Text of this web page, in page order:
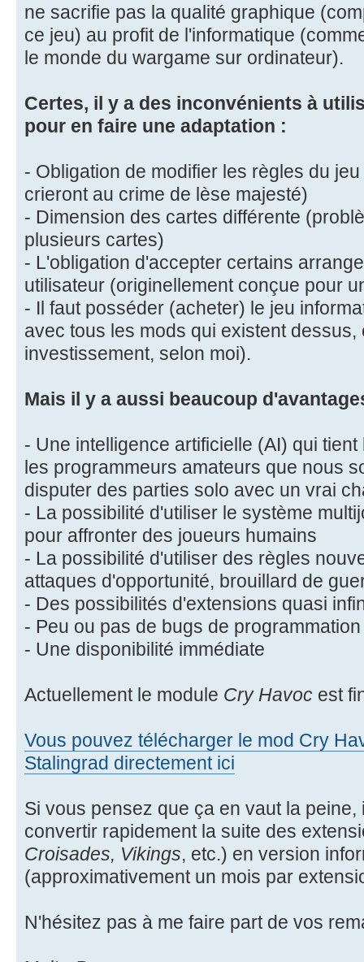
ne sacrifie pas la qualité graphique
ce jeu) au profit de l'informatique
le monde du wargame sur ordinateur).
Certes, il y a des inconvénients à
pour en faire une adaptation :
- Obligation de modifier les règles du
crieront au crime de lèse majesté)
- Dimension des cartes différente
plusieurs cartes)
- L'obligation d'accepter certains
utilisateur (originellement conçue pour
- Il faut posséder (acheter) le jeu
avec tous les mods qui existent dessus,
investissement, selon moi).
Mais il y a aussi beaucoup
- Une intelligence artificielle (AI) qui
les programmeurs amateurs que nous
disputer des parties solo avec un vrai
- La possibilité d'utiliser le système
pour affronter des joueurs humains
- La possibilité d'utiliser des règles
attaques d'opportunité, brouillard de
- Des possibilités d'extensions quasi
- Peu ou pas de bugs de programmation
- Une disponibilité immédiate
Actuellement le module Cry Havoc est
Vous pouvez télécharger le mod Cry
Stalingrad directement ici
Si vous pensez que ça en vaut la peine,
convertir rapidement la suite des
Croisades, Vikings, etc.) en version
(approximativement un mois par
N'hésitez pas à me faire part de vos